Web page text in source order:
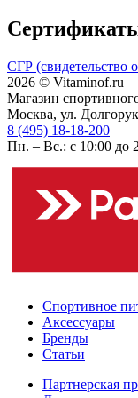
СГР (свидетельство
2026 © Vitaminof.ru
Магазин
Москва, ул.
8 (495) 18-18-200
Пн. – Вс.: с 10:00 до
Спортивное
Аксессуары
Бренды
Статьи
Партнерская